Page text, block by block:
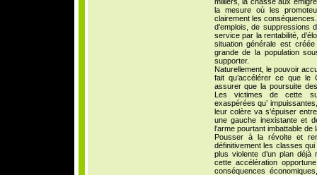
la mesure où les
clairement les
d’emplois, de suppressions
service par la rentabilité,
situation générale est
grande de la population
supporter.
Naturellement, le pouvoir
fait qu’accélérer ce que le
assurer que la poursuite
Les victimes de cette
exaspérées qu’
leur colère va s’épuiser
une gauche inexistante et
l’arme pourtant imbattable de
Pousser à la révolte et
définitivement les classes qui
plus violente d’un plan
cette accélération
conséquences